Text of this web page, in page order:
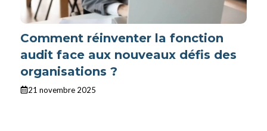
Comment réinventer la fonction
audit face aux nouveaux défis des
organisations ?
21 novembre 2025